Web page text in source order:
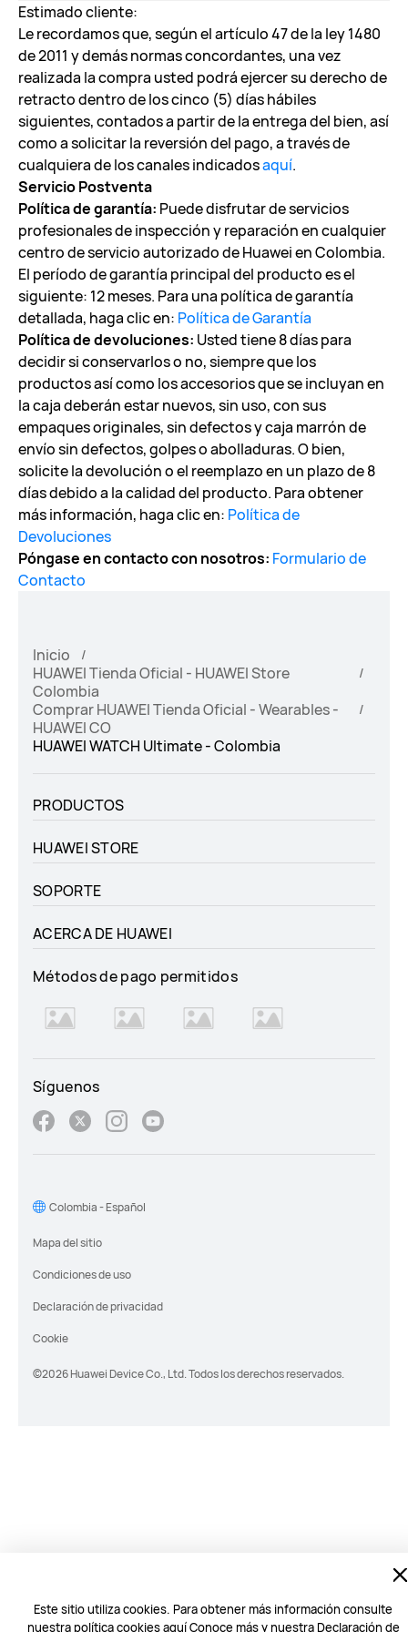
Este sitio utiliza cookies. Para obtener más información consulte
nuestra política cookies aquíConoce másy nuestraDeclaración de
Estimado cliente:
Le recordamos que, según el artículo 47 de la ley 1480
de 2011 y demás normas concordantes, una vez
realizada la compra usted podrá ejercer su derecho de
retracto dentro de los cinco (5) días hábiles
siguientes, contados a partir de la entrega del bien, así
como a solicitar la reversión del pago, a través de
cualquiera de los canales indicadosaquí.
Servicio Postventa
Política de garantía: Puede disfrutar de servicios
profesionales de inspección y reparación en cualquier
centro de servicio autorizado de Huawei en Colombia.
El período de garantía principal del producto es el
siguiente: 12 meses. Para una política de garantía
detallada, haga clic en: Política de Garantía
Política de devoluciones: Usted tiene 8 días para
decidir si conservarlos o no, siempre que los
productos así como los accesorios que se incluyan en
la caja deberán estar nuevos, sin uso, con sus
empaques originales, sin defectos y caja marrón de
envío sin defectos, golpes o abolladuras. O bien,
solicite la devolución o el reemplazo en un plazo de 8
días debido a la calidad del producto. Para obtener
más información, haga clic en: Política de
Devoluciones
Póngase en contacto con nosotros: Formulario de
Contacto
Inicio
HUAWEI Tienda Oficial - HUAWEI Store
Colombia
Comprar HUAWEI Tienda Oficial - Wearables -
HUAWEI CO
HUAWEI WATCH Ultimate - Colombia
PRODUCTOS
HUAWEI STORE
SOPORTE
ACERCA DE HUAWEI
Métodos de pago permitidos
Síguenos
©2026 Huawei Device Co., Ltd. Todos los derechos reservados.
Mapa del sitio
Condiciones de uso
Declaración de privacidad
Cookie
Colombia - Español